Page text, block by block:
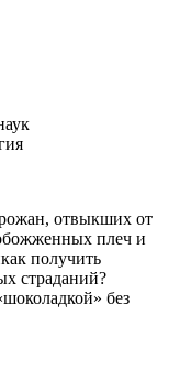
отвыкших от
плеч и
получить
страданий?
без